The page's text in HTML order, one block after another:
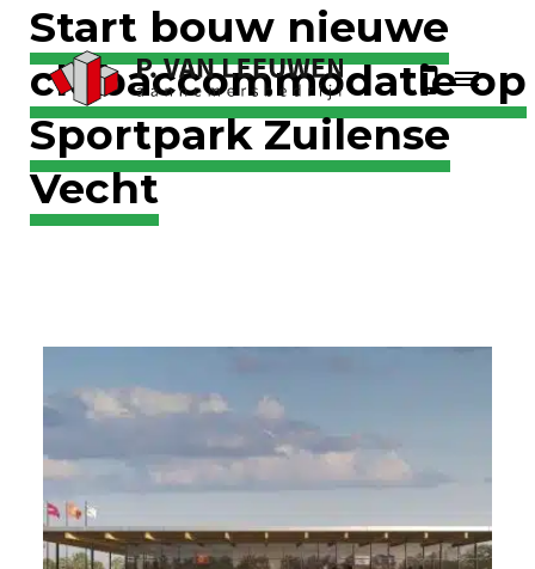
Start bouw nieuwe
clubaccommodatie op
Sportpark Zuilense
Vecht